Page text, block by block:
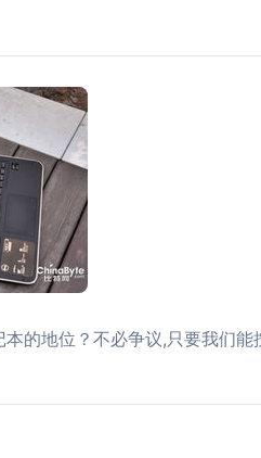
的地位？不必争议,只要我们